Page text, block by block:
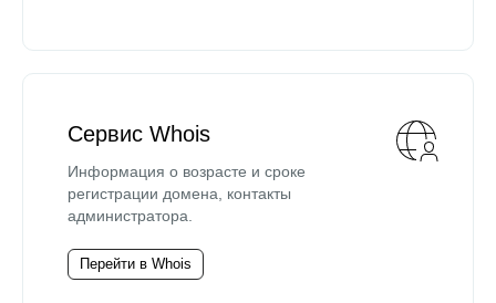
Сервис Whois
Информация о возрасте и сроке
регистрации домена, контакты
администратора.
Перейти в Whois